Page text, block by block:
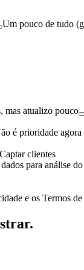
Um pouco de tudo
mas atualizo pouco
é prioridade agora
Captar clientes
para análise
e os Termos